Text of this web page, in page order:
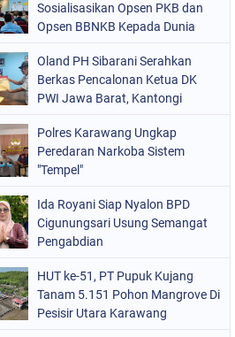
Sosialisasikan Opsen PKB dan
Opsen BBNKB Kepada Dunia
Oland PH Sibarani Serahkan
Berkas Pencalonan Ketua DK
PWI Jawa Barat, Kantongi
Polres Karawang Ungkap
Peredaran Narkoba Sistem
"Tempel"
Ida Royani Siap Nyalon BPD
Cigunungsari Usung Semangat
Pengabdian
HUT ke-51, PT Pupuk Kujang
Tanam 5.151 Pohon Mangrove Di
Pesisir Utara Karawang